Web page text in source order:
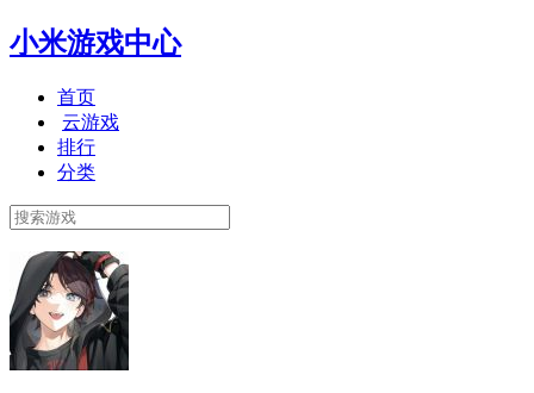
小米游戏中心
首页
云游戏
排行
分类